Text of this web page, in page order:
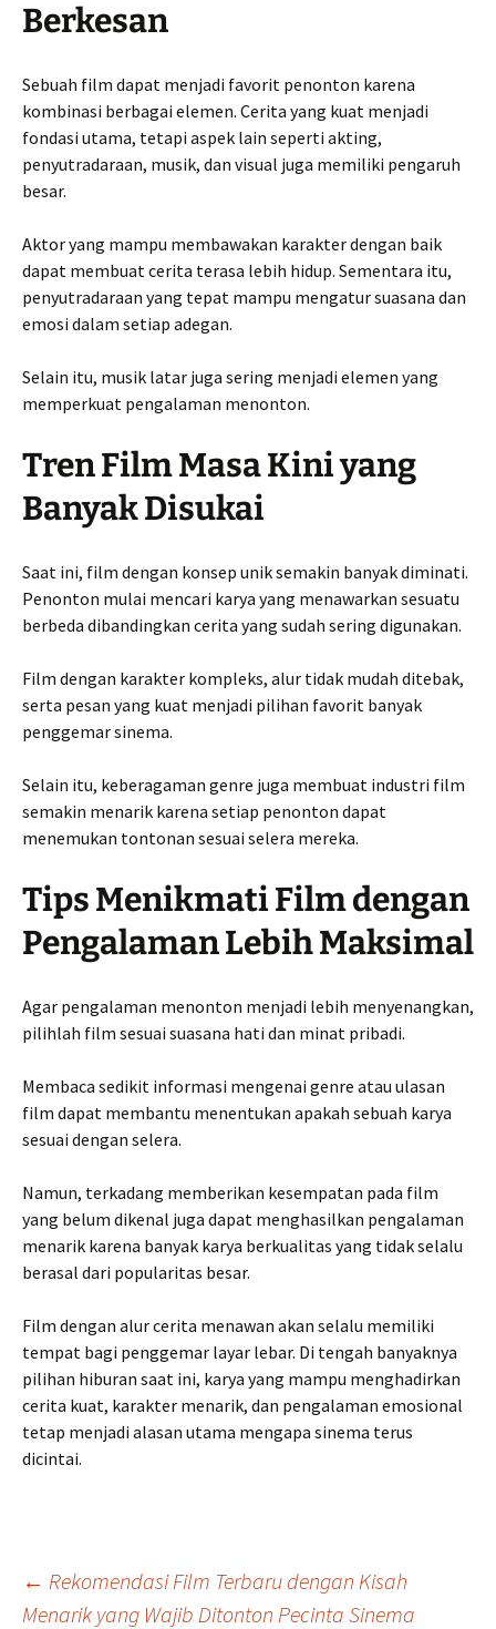
Berkesan
Sebuah film dapat menjadi favorit penonton karena
kombinasi berbagai elemen. Cerita yang kuat menjadi
fondasi utama, tetapi aspek lain seperti akting,
penyutradaraan, musik, dan visual juga memiliki pengaruh
besar.
Aktor yang mampu membawakan karakter dengan baik
dapat membuat cerita terasa lebih hidup. Sementara itu,
penyutradaraan yang tepat mampu mengatur suasana dan
emosi dalam setiap adegan.
Selain itu, musik latar juga sering menjadi elemen yang
memperkuat pengalaman menonton.
Tren Film Masa Kini yang
Banyak Disukai
Saat ini, film dengan konsep unik semakin banyak diminati.
Penonton mulai mencari karya yang menawarkan sesuatu
berbeda dibandingkan cerita yang sudah sering digunakan.
Film dengan karakter kompleks, alur tidak mudah ditebak,
serta pesan yang kuat menjadi pilihan favorit banyak
penggemar sinema.
Selain itu, keberagaman genre juga membuat industri film
semakin menarik karena setiap penonton dapat
menemukan tontonan sesuai selera mereka.
Tips Menikmati Film dengan
Pengalaman Lebih Maksimal
Agar pengalaman menonton menjadi lebih menyenangkan,
pilihlah film sesuai suasana hati dan minat pribadi.
Membaca sedikit informasi mengenai genre atau ulasan
film dapat membantu menentukan apakah sebuah karya
sesuai dengan selera.
Namun, terkadang memberikan kesempatan pada film
yang belum dikenal juga dapat menghasilkan pengalaman
menarik karena banyak karya berkualitas yang tidak selalu
berasal dari popularitas besar.
Film dengan alur cerita menawan akan selalu memiliki
tempat bagi penggemar layar lebar. Di tengah banyaknya
pilihan hiburan saat ini, karya yang mampu menghadirkan
cerita kuat, karakter menarik, dan pengalaman emosional
tetap menjadi alasan utama mengapa sinema terus
dicintai.
Navigasi
← Rekomendasi Film Terbaru dengan Kisah
Menarik yang Wajib Ditonton Pecinta Sinema